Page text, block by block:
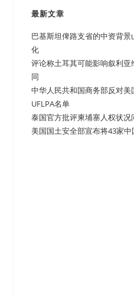
最新文章
巴基斯坦俾路支省的中资背
化
评论称土耳其可能影响叙利亚
同
中华人民共和国商务部反对美
UFLPA名单
泰国官方批评柬埔寨人权状
美国国土安全部宣布将43家